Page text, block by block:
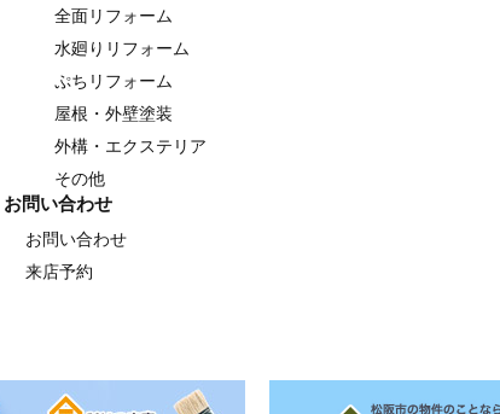
全面リフォーム
水廻りリフォーム
ぷちリフォーム
屋根・外壁塗装
外構・エクステリア
その他
お問い合わせ
お問い合わせ
来店予約